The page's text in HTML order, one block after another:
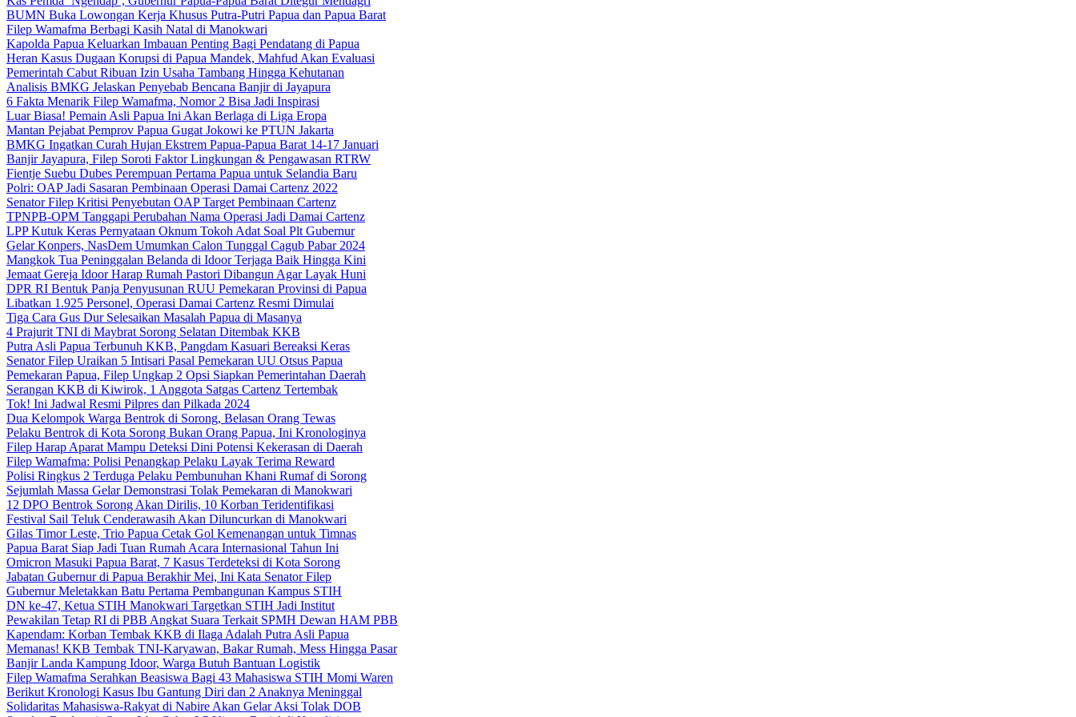
BUMN Buka Lowongan Kerja Khusus Putra-Putri Papua dan Papua Barat
Filep Wamafma Berbagi Kasih Natal di Manokwari
Kapolda Papua Keluarkan Imbauan Penting Bagi Pendatang di Papua
Heran Kasus Dugaan Korupsi di Papua Mandek, Mahfud Akan Evaluasi
Pemerintah Cabut Ribuan Izin Usaha Tambang Hingga Kehutanan
Analisis BMKG Jelaskan Penyebab Bencana Banjir di Jayapura
6 Fakta Menarik Filep Wamafma, Nomor 2 Bisa Jadi Inspirasi
Luar Biasa! Pemain Asli Papua Ini Akan Berlaga di Liga Eropa
Mantan Pejabat Pemprov Papua Gugat Jokowi ke PTUN Jakarta
BMKG Ingatkan Curah Hujan Ekstrem Papua-Papua Barat 14-17 Januari
Banjir Jayapura, Filep Soroti Faktor Lingkungan & Pengawasan RTRW
Fientje Suebu Dubes Perempuan Pertama Papua untuk Selandia Baru
Polri: OAP Jadi Sasaran Pembinaan Operasi Damai Cartenz 2022
Senator Filep Kritisi Penyebutan OAP Target Pembinaan Cartenz
TPNPB-OPM Tanggapi Perubahan Nama Operasi Jadi Damai Cartenz
LPP Kutuk Keras Pernyataan Oknum Tokoh Adat Soal Plt Gubernur
Gelar Konpers, NasDem Umumkan Calon Tunggal Cagub Pabar 2024
Mangkok Tua Peninggalan Belanda di Idoor Terjaga Baik Hingga Kini
Jemaat Gereja Idoor Harap Rumah Pastori Dibangun Agar Layak Huni
DPR RI Bentuk Panja Penyusunan RUU Pemekaran Provinsi di Papua
Libatkan 1.925 Personel, Operasi Damai Cartenz Resmi Dimulai
Tiga Cara Gus Dur Selesaikan Masalah Papua di Masanya
4 Prajurit TNI di Maybrat Sorong Selatan Ditembak KKB
Putra Asli Papua Terbunuh KKB, Pangdam Kasuari Bereaksi Keras
Senator Filep Uraikan 5 Intisari Pasal Pemekaran UU Otsus Papua
Pemekaran Papua, Filep Ungkap 2 Opsi Siapkan Pemerintahan Daerah
Serangan KKB di Kiwirok, 1 Anggota Satgas Cartenz Tertembak
Tok! Ini Jadwal Resmi Pilpres dan Pilkada 2024
Dua Kelompok Warga Bentrok di Sorong, Belasan Orang Tewas
Pelaku Bentrok di Kota Sorong Bukan Orang Papua, Ini Kronologinya
Filep Harap Aparat Mampu Deteksi Dini Potensi Kekerasan di Daerah
Filep Wamafma: Polisi Penangkap Pelaku Layak Terima Reward
Polisi Ringkus 2 Terduga Pelaku Pembunuhan Khani Rumaf di Sorong
Sejumlah Massa Gelar Demonstrasi Tolak Pemekaran di Manokwari
12 DPO Bentrok Sorong Akan Dirilis, 10 Korban Teridentifikasi
Festival Sail Teluk Cenderawasih Akan Diluncurkan di Manokwari
Gilas Timor Leste, Trio Papua Cetak Gol Kemenangan untuk Timnas
Papua Barat Siap Jadi Tuan Rumah Acara Internasional Tahun Ini
Omicron Masuki Papua Barat, 7 Kasus Terdeteksi di Kota Sorong
Jabatan Gubernur di Papua Berakhir Mei, Ini Kata Senator Filep
Gubernur Meletakkan Batu Pertama Pembangunan Kampus STIH
DN ke-47, Ketua STIH Manokwari Targetkan STIH Jadi Institut
Pewakilan Tetap RI di PBB Angkat Suara Terkait SPMH Dewan HAM PBB
Kapendam: Korban Tembak KKB di Ilaga Adalah Putra Asli Papua
Memanas! KKB Tembak TNI-Karyawan, Bakar Rumah, Mess Hingga Pasar
Banjir Landa Kampung Idoor, Warga Butuh Bantuan Logistik
Filep Wamafma Serahkan Beasiswa Bagi 43 Mahasiswa STIH Momi Waren
Berikut Kronologi Kasus Ibu Gantung Diri dan 2 Anaknya Meninggal
Solidaritas Mahasiswa-Rakyat di Nabire Akan Gelar Aksi Tolak DOB